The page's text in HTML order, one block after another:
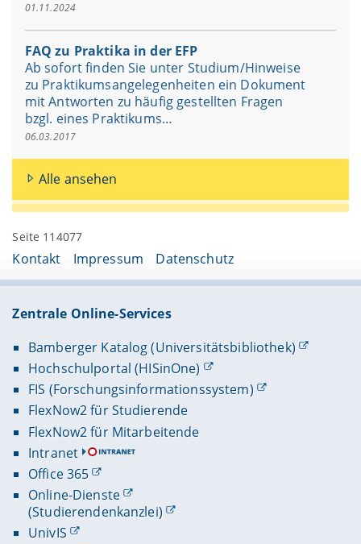
01.11.2024
FAQ zu Praktika in der EFP
Ab sofort finden Sie unter Studium/Hinweise
zu Praktikumsangelegenheiten ein Dokument
mit Antworten zu häufig gestellten Fragen
bzgl. eines Praktikums…
06.03.2017
Alle ansehen
Seite 114077
Kontakt Impressum Datenschutz
Zentrale Online-Services
Bamberger Katalog (Universitätsbibliothek)
Hochschulportal (HISinOne)
FIS (Forschungsinformationssystem)
FlexNow2 für Studierende
FlexNow2 für Mitarbeitende
Intranet
Office 365
Online-Dienste
(Studierendenkanzlei)
UnivIS